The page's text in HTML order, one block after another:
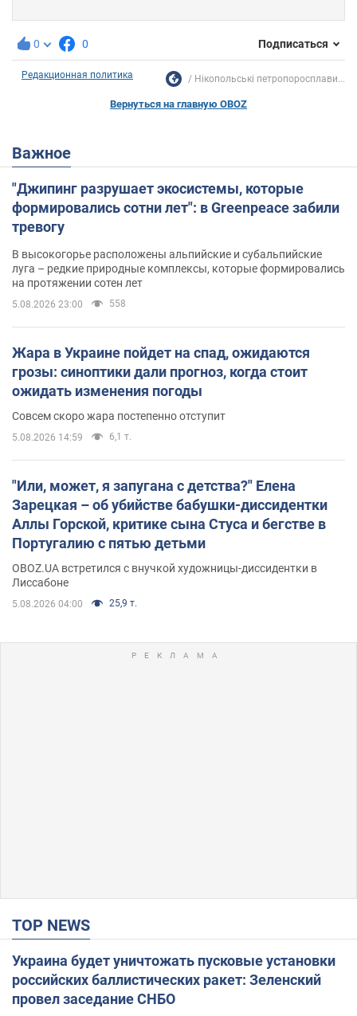
0 0 Подписаться
Редакционная политика Нікопольські петропоросплави...
Вернуться на главную OBOZ
Важное
"Джипинг разрушает экосистемы, которые
формировались сотни лет": в Greenpeace забили
тревогу
В высокогорье расположены альпийские и субальпийские
луга – редкие природные комплексы, которые формировались
на протяжении сотен лет
5.08.2026 23:00 558
Жара в Украине пойдет на спад, ожидаются
грозы: синоптики дали прогноз, когда стоит
ожидать изменения погоды
Совсем скоро жара постепенно отступит
5.08.2026 14:59 6,1 т.
"Или, может, я запугана с детства?" Елена
Зарецкая – об убийстве бабушки-диссидентки
Аллы Горской, критике сына Стуса и бегстве в
Португалию с пятью детьми
OBOZ.UA встретился с внучкой художницы-диссидентки в
Лиссабоне
5.08.2026 04:00 25,9 т.
TOP NEWS
Украина будет уничтожать пусковые установки
российских баллистических ракет: Зеленский
провел заседание СНБО